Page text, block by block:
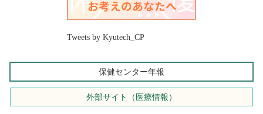
Tweets by Kyutech_CP
保健センター年報
外部サイト（医療情報）